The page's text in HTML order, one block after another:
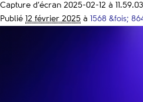
Capture d’écran 2025-02-12 à 11.59.03
Publié 12 février 2025 à 1568 &fois;